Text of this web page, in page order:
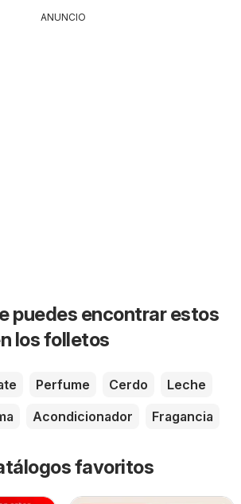
ANUNCIO
puedes encontrar estos
los folletos
Perfume Cerdo
Leche
Acondicionador Fragancia
favoritos